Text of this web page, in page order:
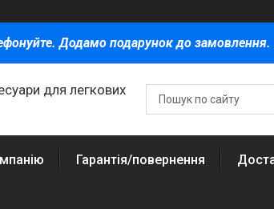
Додамо подарунок до
для легкових
Гарантія/повернення